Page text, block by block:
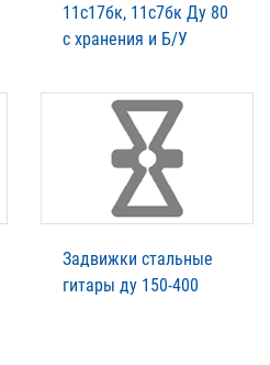
11с17бк, 11с7бк Ду 80
с хранения и Б/У
Задвижки стальные
гитары ду 150-400